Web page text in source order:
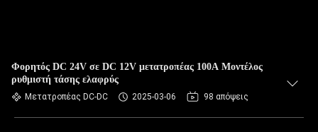
Φορητός DC 24V σε DC 12V μετατροπέας 100A Μοντέλος
ρυθμιστή τάσης ελαφρύς
Μετατροπέας DC-DC 2025-03-06 98 απόψεις